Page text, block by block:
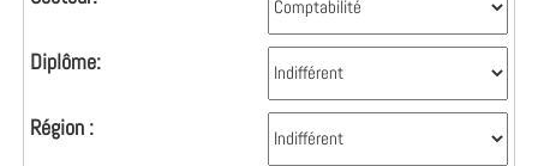
Diplôme:
Région :